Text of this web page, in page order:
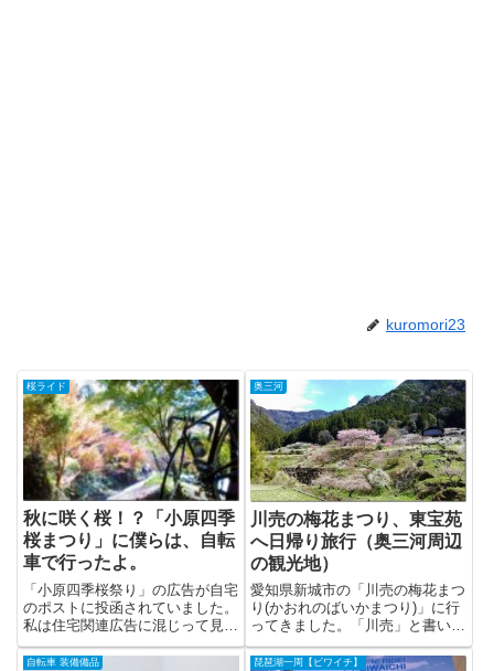
kuromori23
桜ライド
秋に咲く桜！？「小原四季
桜まつり」に僕らは、自転
車で行ったよ。
「小原四季桜祭り」の広告が自宅
のポストに投函されていました。
私は住宅関連広告に混じって見つ
奥三河
川売の梅花まつり、東宝苑
へ日帰り旅行（奥三河周辺
の観光地）
愛知県新城市の「川売の梅花まつ
り(かおれのばいかまつり)」に行
ってきました。「川売」と書いて
「かおれ...
自転車 装備備品 琵琶湖一周【ビワイチ】